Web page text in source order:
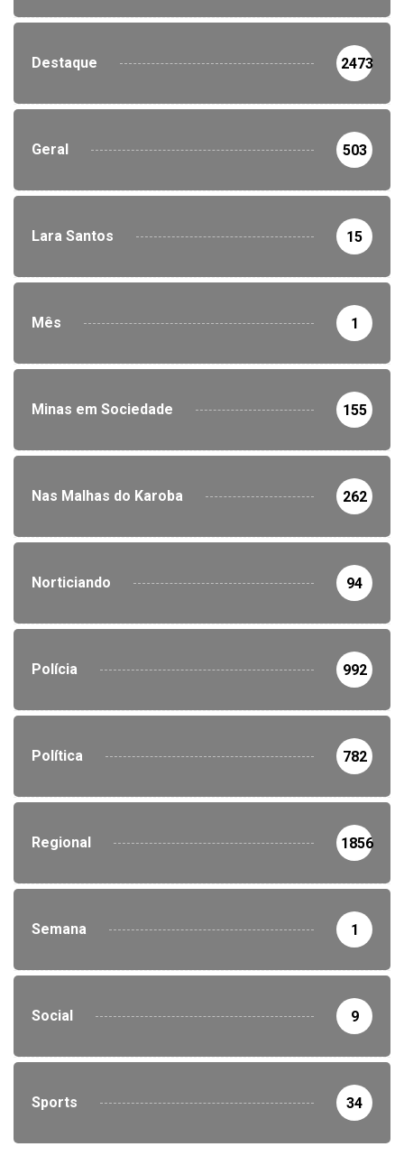
Destaque 2473
Geral 503
Lara Santos 15
Mês 1
Minas em Sociedade 155
Nas Malhas do Karoba 262
Norticiando 94
Polícia 992
Política 782
Regional 1856
Semana 1
Social 9
Sports 34